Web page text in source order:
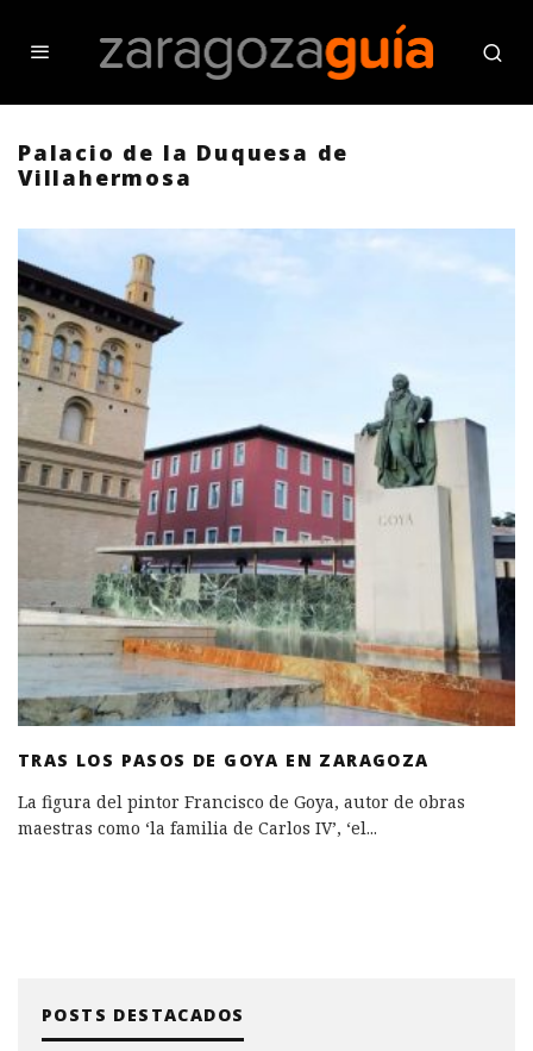
Palacio de la Duquesa de
Villahermosa
TRAS LOS PASOS DE GOYA EN ZARAGOZA
La figura del pintor Francisco de Goya, autor de obras
maestras como ‘la familia de Carlos IV’, ‘el...
POSTS DESTACADOS